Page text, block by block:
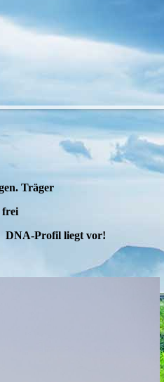
Träger
frei
Profil liegt vor!